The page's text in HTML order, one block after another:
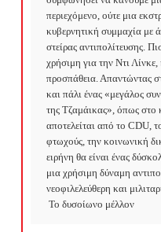
περιεχόμενο, ούτε μια
κυβερνητική συμμαχία με
στείρας αντιπολίτευσης.
χρήσιμη για την Ντι Λίνκε,
προσπάθεια. Απαντώντας
και πάλι ένας «μεγάλος
της Τζαμάικας», όπως στο
αποτελείται από το CDU,
φτωχούς, την κοινωνική
ειρήνη θα είναι ένας
μια χρήσιμη δύναμη
νεοφιλελεύθερη και
Το δυσοίωνο μέλλον